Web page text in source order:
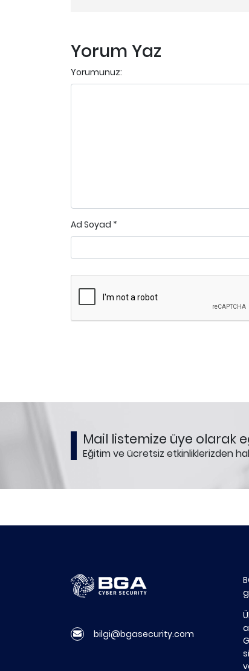
Yorum Yaz
Yorumunuz:
Ad Soyad *
Mail listemize üye olarak
Eğitim ve ücretsiz etkinliklerizden
bilgi@bgasecurity.com